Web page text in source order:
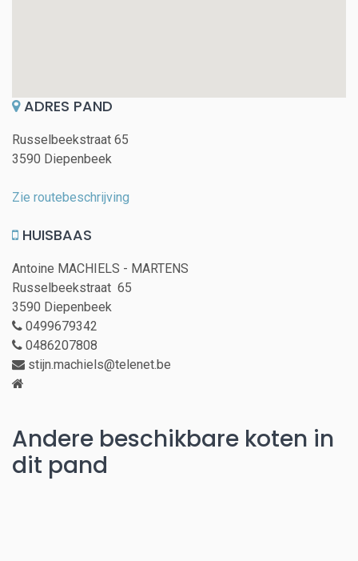
ADRES PAND
Russelbeekstraat 65
3590 Diepenbeek
Zie routebeschrijving
HUISBAAS
Antoine MACHIELS - MARTENS
Russelbeekstraat 65
3590 Diepenbeek
0499679342
0486207808
stijn.machiels@telenet.be
Andere beschikbare koten in
dit pand